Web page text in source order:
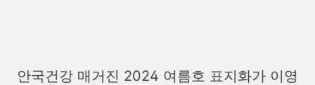
안국건강 매거진 2024 여름호 표지화가 이영